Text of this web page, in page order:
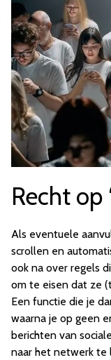
Recht op
Als eventuele
scrollen en
ook na over regels
om te eisen dat ze
Een functie die je
waarna je op geen
berichten van
naar het netwerk te